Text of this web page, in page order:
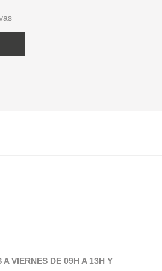
A VIERNES DE 09H A 13H Y